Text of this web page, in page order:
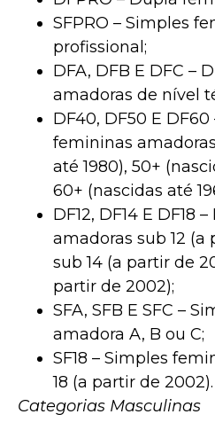
SFPRO – Simples
profissional;
DFA, DFB E DFC –
amadoras de nível
DF40, DF50 E DF60
femininas
até 1980), 50+
60+ (nascidas até
DF12, DF14 E DF18
amadoras sub 12 (a
sub 14 (a partir de
partir de 2002);
SFA, SFB E SFC –
amadora A, B ou C;
SF18 – Simples
18 (a partir de 2002).
Categorias Masculinas